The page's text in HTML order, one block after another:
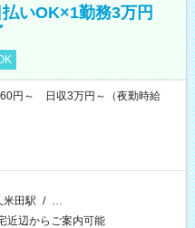
いOK×1勤務3万円
円～ 日収3万円～（夜勤時給
米田駅 / …
辺からご案内可能